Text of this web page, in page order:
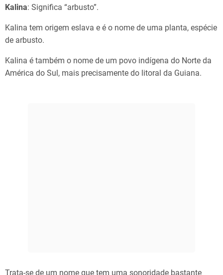
Kalina: Significa “arbusto”.
Kalina tem origem eslava e é o nome de uma planta, espécie
de arbusto.
Kalina é também o nome de um povo indígena do Norte da
América do Sul, mais precisamente do litoral da Guiana.
Trata-se de um nome que tem uma sonoridade bastante